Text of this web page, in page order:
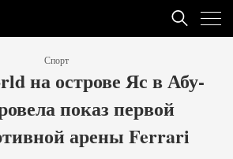
Спорт
на острове Яс в Абу-
показ первой
арены Ferrari